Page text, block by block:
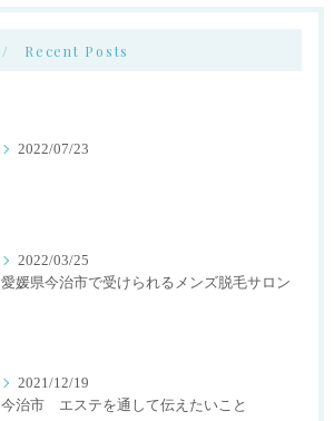
Recent Posts
2022/07/23
2022/03/25
愛媛県今治市で受けられるメンズ脱毛サロン
2021/12/19
今治市 エステを通して伝えたいこと